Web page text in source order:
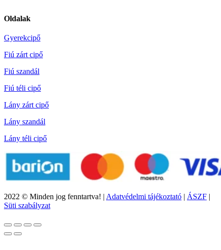
Oldalak
Gyerekcipő
Fiú zárt cipő
Fiú szandál
Fiú téli cipő
Lány zárt cipő
Lány szandál
Lány téli cipő
2022 © Minden jog fenntartva! | Adatvédelmi tájékoztató | ÁSZF |
Süti szabályzat